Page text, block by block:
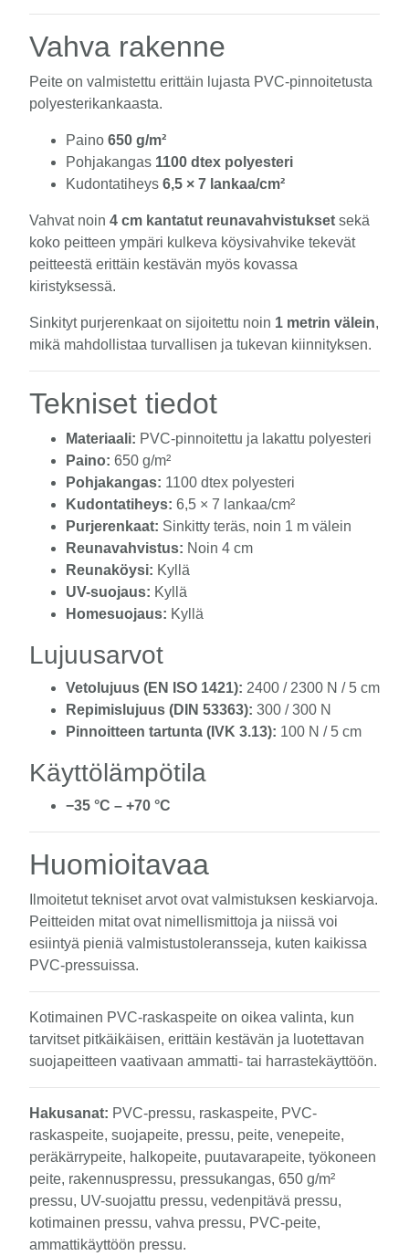
Vahva rakenne
Peite on valmistettu erittäin lujasta PVC-pinnoitetusta
polyesterikankaasta.
Paino 650 g/m²
Pohjakangas 1100 dtex polyesteri
Kudontatiheys 6,5 × 7 lankaa/cm²
Vahvat noin 4 cm kantatut reunavahvistukset sekä
koko peitteen ympäri kulkeva köysivahvike tekevät
peitteestä erittäin kestävän myös kovassa
kiristyksessä.
Sinkityt purjerenkaat on sijoitettu noin 1 metrin välein,
mikä mahdollistaa turvallisen ja tukevan kiinnityksen.
Tekniset tiedot
Materiaali: PVC-pinnoitettu ja lakattu polyesteri
Paino: 650 g/m²
Pohjakangas: 1100 dtex polyesteri
Kudontatiheys: 6,5 × 7 lankaa/cm²
Purjerenkaat: Sinkitty teräs, noin 1 m välein
Reunavahvistus: Noin 4 cm
Reunaköysi: Kyllä
UV-suojaus: Kyllä
Homesuojaus: Kyllä
Lujuusarvot
Vetolujuus (EN ISO 1421): 2400 / 2300 N / 5 cm
Repimislujuus (DIN 53363): 300 / 300 N
Pinnoitteen tartunta (IVK 3.13): 100 N / 5 cm
Käyttölämpötila
−35 °C – +70 °C
Huomioitavaa
Ilmoitetut tekniset arvot ovat valmistuksen keskiarvoja.
Peitteiden mitat ovat nimellismittoja ja niissä voi
esiintyä pieniä valmistustoleransseja, kuten kaikissa
PVC-pressuissa.
Kotimainen PVC-raskaspeite on oikea valinta, kun
tarvitset pitkäikäisen, erittäin kestävän ja luotettavan
suojapeitteen vaativaan ammatti- tai harrastekäyttöön.
Hakusanat: PVC-pressu, raskaspeite, PVC-
raskaspeite, suojapeite, pressu, peite, venepeite,
peräkärrypeite, halkopeite, puutavarapeite, työkoneen
peite, rakennuspressu, pressukangas, 650 g/m²
pressu, UV-suojattu pressu, vedenpitävä pressu,
kotimainen pressu, vahva pressu, PVC-peite,
ammattikäyttöön pressu.